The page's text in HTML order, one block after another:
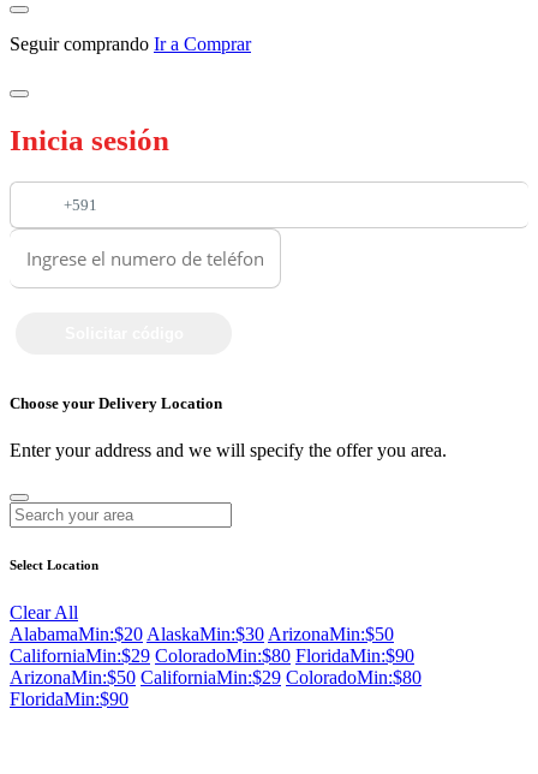
Seguir comprando Ir a Comprar
Inicia sesión
+591
Choose your Delivery Location
Enter your address and we will specify the offer you area.
Select Location
Clear All
AlabamaMin:$20 AlaskaMin:$30 ArizonaMin:$50
CaliforniaMin:$29 ColoradoMin:$80 FloridaMin:$90
ArizonaMin:$50 CaliforniaMin:$29 ColoradoMin:$80
FloridaMin:$90